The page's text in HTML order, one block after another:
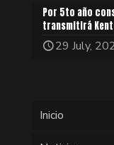
Por 5to año
transmitirá
29 July,
Inicio